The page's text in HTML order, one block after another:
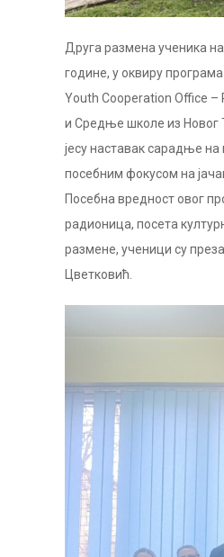
Друга размена ученика
године, у оквиру
Youth Cooperation Office –
и Средње школе из Новог
јесу наставак сарадње
посебним фокусом на
Посебна вредност овог
радионица, посета
размене, ученици су
Цветковић.